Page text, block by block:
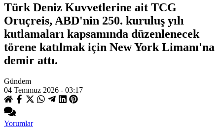
Türk Deniz Kuvvetlerine ait TCG
Oruçreis, ABD'nin 250. kuruluş yılı
kutlamaları kapsamında düzenlenecek
törene katılmak için New York Limanı'na
demir attı.
Gündem
04 Temmuz 2026 - 03:17
Yorumlar